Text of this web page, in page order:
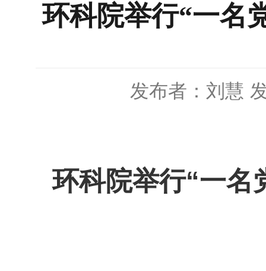
环科院举行“一名
发布者：刘慧
环科院举行“一名